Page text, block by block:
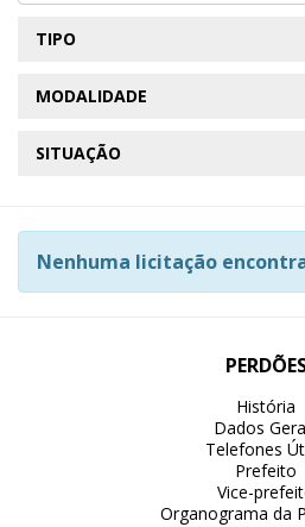
TIPO
MODALIDADE
SITUAÇÃO
Nenhuma licitação
História
Dados
Telefones
Prefeito
Vice-
Organograma da